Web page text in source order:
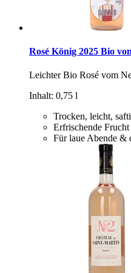
Rosé König 2025 Bio
Leichter Bio Rosé vom
Inhalt: 0,75 l
Trocken, leicht,
Erfrischende
Für laue Abende &